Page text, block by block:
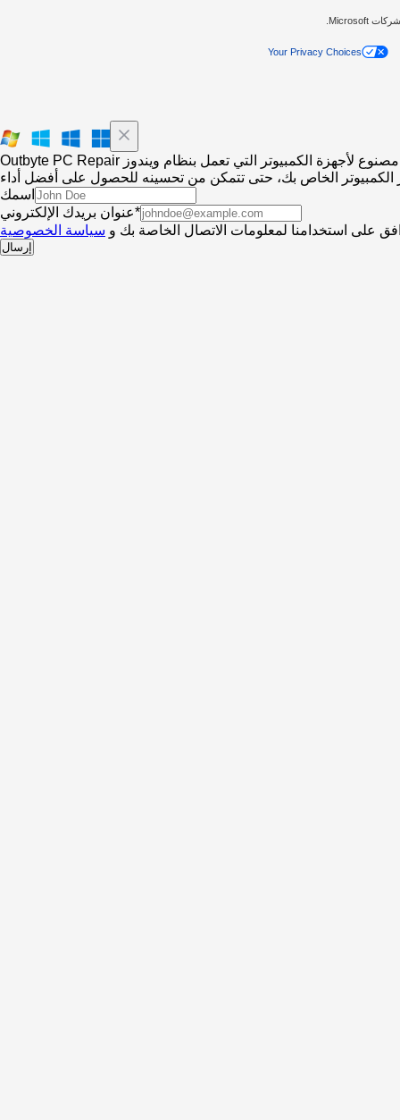
Your Privacy Choices
Outbyte PC Repair مصنوع لأجهزة الكمبيوتر التي تعمل بنظام ويندوز
اسمك
عنوان بريدك الإلكتروني*
على استخدامنا لمعلومات الاتصال الخاصة بك و سياسة الخصوصية